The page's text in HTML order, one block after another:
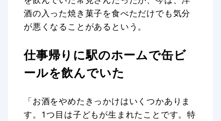
酒の入った焼き菓子を食べただけでも気分
が悪くなることがあるという。
仕事帰りに駅のホームで缶ビ
ールを飲んでいた
「お酒をやめたきっかけはいくつかありま
す。1つ目は子どもが生まれたことです。特